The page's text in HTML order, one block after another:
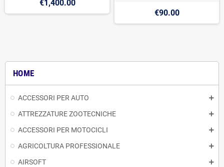
HOME
ACCESSORI PER AUTO
ATTREZZATURE ZOOTECNICHE
ACCESSORI PER MOTOCICLI
AGRICOLTURA PROFESSIONALE
AIRSOFT
€1,400.00
€90.00